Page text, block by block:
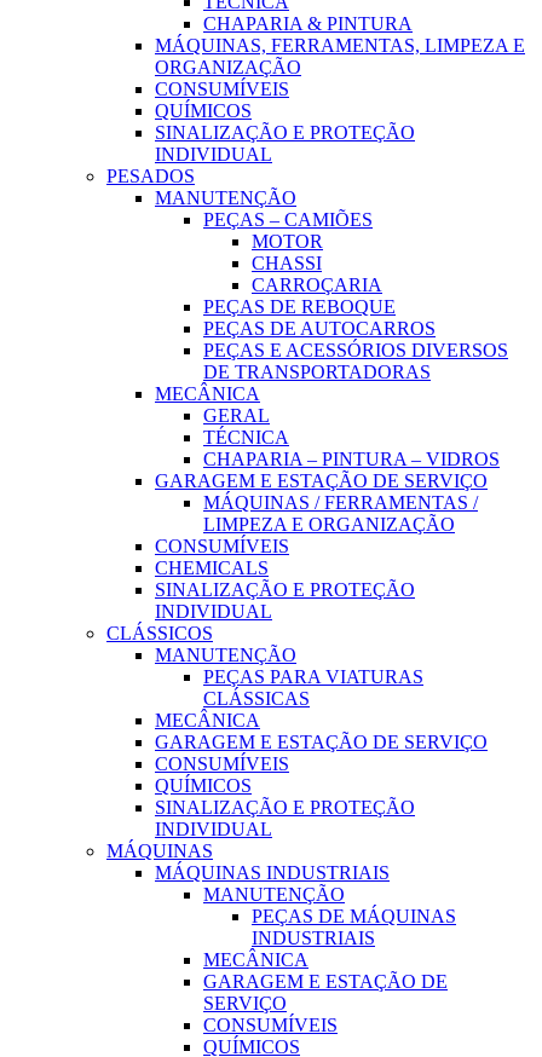
CHAPARIA & PINTURA
MÁQUINAS, FERRAMENTAS, LIMPEZA E
ORGANIZAÇÃO
CONSUMÍVEIS
QUÍMICOS
SINALIZAÇÃO E PROTEÇÃO
INDIVIDUAL
PESADOS
MANUTENÇÃO
PEÇAS – CAMIÕES
MOTOR
CHASSI
CARROÇARIA
PEÇAS DE REBOQUE
PEÇAS DE AUTOCARROS
PEÇAS E ACESSÓRIOS DIVERSOS
DE TRANSPORTADORAS
MECÂNICA
GERAL
TÉCNICA
CHAPARIA – PINTURA – VIDROS
GARAGEM E ESTAÇÃO DE SERVIÇO
MÁQUINAS / FERRAMENTAS /
LIMPEZA E ORGANIZAÇÃO
CONSUMÍVEIS
CHEMICALS
SINALIZAÇÃO E PROTEÇÃO
INDIVIDUAL
CLÁSSICOS
MANUTENÇÃO
PEÇAS PARA VIATURAS
CLÁSSICAS
MECÂNICA
GARAGEM E ESTAÇÃO DE SERVIÇO
CONSUMÍVEIS
QUÍMICOS
SINALIZAÇÃO E PROTEÇÃO
INDIVIDUAL
MÁQUINAS
MÁQUINAS INDUSTRIAIS
MANUTENÇÃO
PEÇAS DE MÁQUINAS
INDUSTRIAIS
MECÂNICA
GARAGEM E ESTAÇÃO DE
SERVIÇO
CONSUMÍVEIS
QUÍMICOS